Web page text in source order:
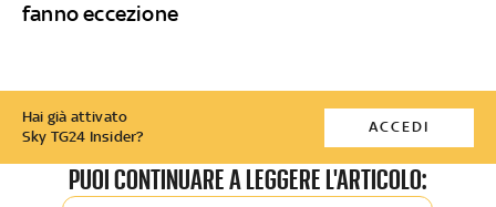
fanno eccezione
Hai già attivato
Sky TG24 Insider?
ACCEDI
PUOI CONTINUARE A LEGGERE L'ARTICOLO: